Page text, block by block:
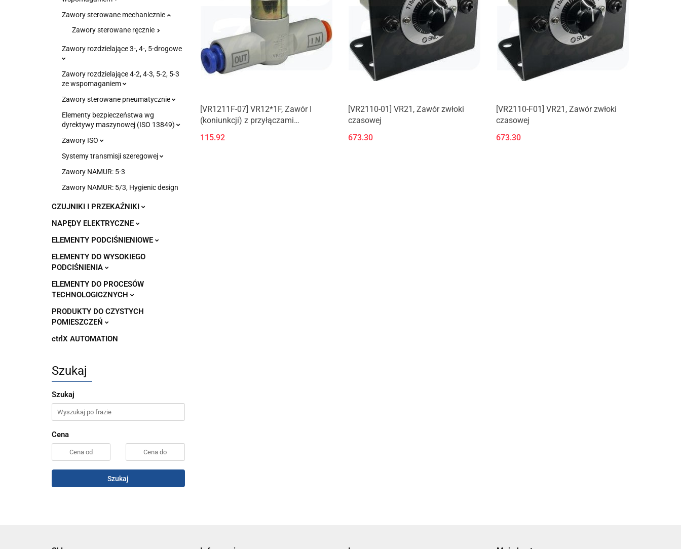
Zawory sterowane mechanicznie
Zawory sterowane ręcznie
Zawory rozdzielające 3-, 4-, 5-drogowe
Zawory rozdzielające 4-2, 4-3, 5-2, 5-3
ze wspomaganiem
Zawory sterowane pneumatycznie
Elementy bezpieczeństwa wg
dyrektywy maszynowej (ISO 13849)
Zawory ISO
Systemy transmisji szeregowej
Zawory NAMUR: 5-3
Zawory NAMUR: 5/3, Hygienic design
CZUJNIKI I PRZEKAŹNIKI
NAPĘDY ELEKTRYCZNE
ELEMENTY PODCIŚNIENIOWE
ELEMENTY DO WYSOKIEGO
PODCIŚNIENIA
ELEMENTY DO PROCESÓW
TECHNOLOGICZNYCH
PRODUKTY DO CZYSTYCH
POMIESZCZEŃ
ctrlX AUTOMATION
Szukaj
Szukaj
Cena
Szukaj
[VR1211F-07] VR12*1F, Zawór I
(koniunkcji) z przyłączami
115.92
[VR2110-01] VR21, Zawór zwłoki
czasowej
673.30
[VR2110-F01] VR21, Zawór zwłoki
czasowej
673.30